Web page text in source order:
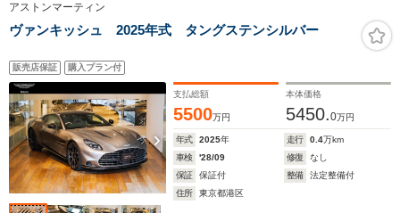
アストンマーティン
ヴァンキッシュ 2025年式 タングステンシルバー
販売店保証 購入プラン付
支払総額
5500万円
本体価格
5450.0万円
年式 2025年 走行 0.4万km
車検
'28/09 修復
なし
保証
保証付 整備
法定整備付
住所
東京都港区